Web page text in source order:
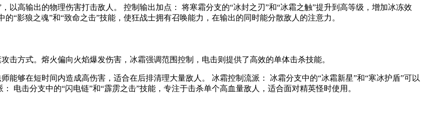
以高输出的物理伤害打击敌人。 控制输出加点： 将寒霜分支的“冰封之刃”和“冰霜之触”提升到高等级，增加冰冻效
“影狼之魂”和“致命之击”技能，使狂战士拥有召唤能力，在输出的同时能分散敌人的注意力。
击方式。熔火偏向火焰爆发伤害，冰霜强调范围控制，电击则提供了高效的单体击杀技能。
能够在短时间内造成高伤害，适合在后排清理大量敌人。 冰霜控制流派： 冰霜分支中的“冰霜新星”和“寒冰护盾”可以
电击分支中的“闪电链”和“霹雳之击”技能，专注于击杀单个高血量敌人，适合面对精英怪时使用。